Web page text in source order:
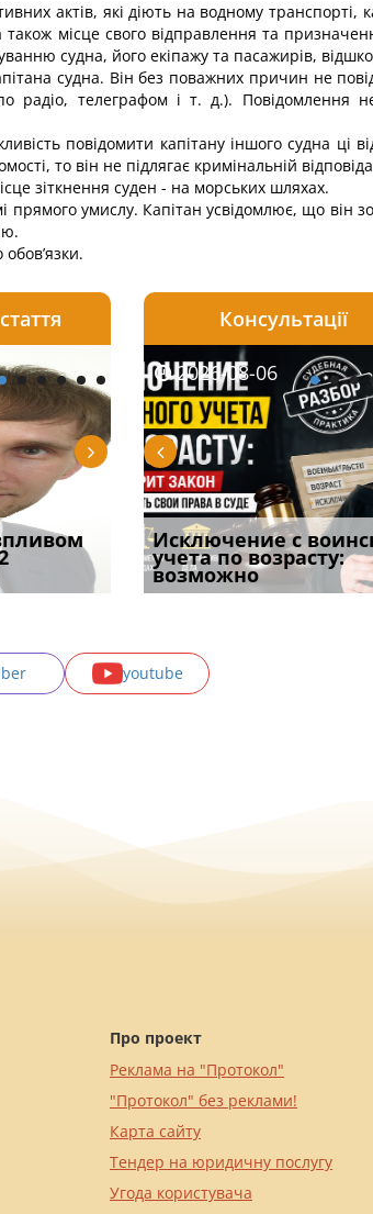
актів, які діють на водному транспорті,
місце свого від­правлення та
судна, його екіпажу та па­сажирів,
судна. Він без поважних причин не
радіо, телеграфом і т. д.). Повідомлення
повідомити капітану іншого судна ці
то він не підлягає кри­мінальній
зіткнення суден - на морських шляхах.
умис­лу. Капітан усвідомлює, що він
для
2026-08-06
Документи, на яких не
проставляється
апостиль: пер
2026-08-04
Переоформлення
відстрочки за іншою
підставою: нов
Консультації
у
я
2026-08-06
Исключение с
учета по возрасту:
возможно
2026-07-30
Восьмий ААС
підтвердив, що
може скас
youtube
Про проект
Реклама на "Протокол"
"Протокол" без реклами!
Карта сайту
Тендер на юридичну послугу
Угода користувача